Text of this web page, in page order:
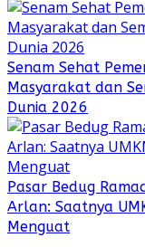
Senam Sehat
Masyarakat dan
Dunia 2026
Pasar Bedug
Arlan: Saatnya
Menguat